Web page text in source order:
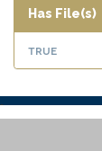
Has File(s)
true